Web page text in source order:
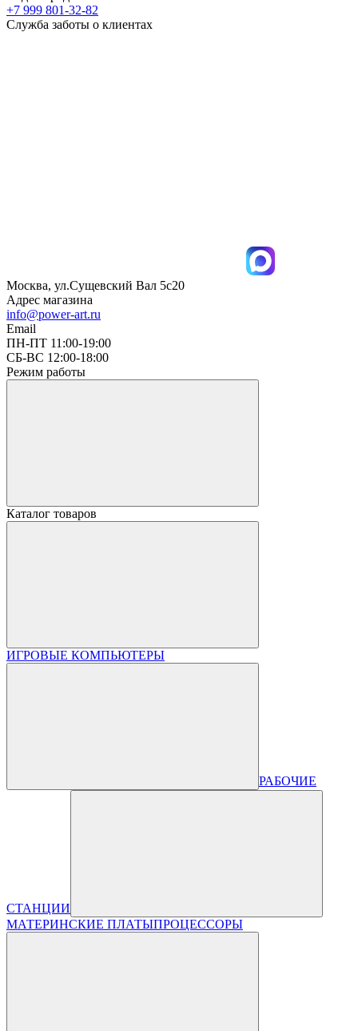
+7 999 801-32-82
Служба заботы о клиентах
Москва, ул.Сущевский Вал 5с20
Адрес магазина
info@power-art.ru
Email
ПН-ПТ 11:00-19:00
СБ-ВС 12:00-18:00
Режим работы
Каталог товаров
ИГРОВЫЕ КОМПЬЮТЕРЫ
РАБОЧИЕ
СТАНЦИИ
МАТЕРИНСКИЕ ПЛАТЫПРОЦЕССОРЫ